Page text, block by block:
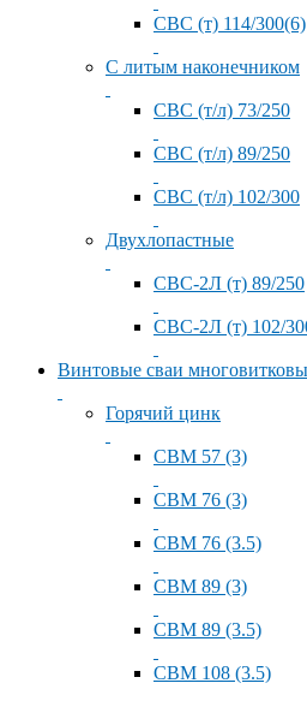
СВС (т) 114/300(6)
С литым наконечником
СВС (т/л) 73/250
СВС (т/л) 89/250
СВС (т/л) 102/300
Двухлопастные
СВС-2Л (т) 89/250
СВС-2Л (т) 102/
Винтовые сваи
Горячий цинк
СВМ 57 (3)
СВМ 76 (3)
СВМ 76 (3.5)
СВМ 89 (3)
СВМ 89 (3.5)
СВМ 108 (3.5)